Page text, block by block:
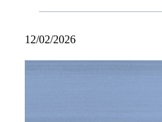
12/02/2026